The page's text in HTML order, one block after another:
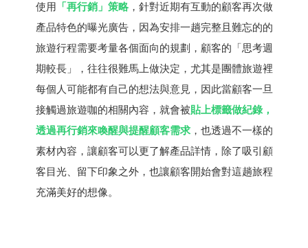
使用 「再行銷」策略，針對近期有互動的顧客再次做
產品特色的曝光廣告，因為安排一趟完整且難忘的的
旅遊行程需要考量各個面向的規劃，顧客的「思考週
期較長」，往往很難馬上做決定，尤其是團體旅遊裡
每個人可能都有自己的想法與意見，因此當顧客一旦
接觸過旅遊咖的相關內容，就會被貼上標籤做紀錄，
透過再行銷來喚醒與提醒顧客需求，也透過不一樣的
素材內容，讓顧客可以更了解產品詳情，除了吸引顧
客目光、留下印象之外，也讓顧客開始會對這趟旅程
充滿美好的想像。